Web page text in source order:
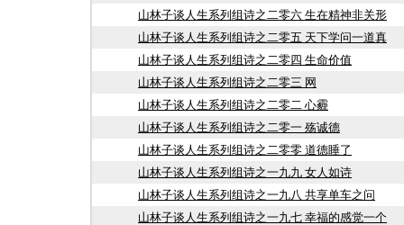
山林子谈人生系列组诗之二零六 生在精神非关形
山林子谈人生系列组诗之二零五 天下学问一道真
山林子谈人生系列组诗之二零四 生命价值
山林子谈人生系列组诗之二零三 网
山林子谈人生系列组诗之二零二 心霾
山林子谈人生系列组诗之二零一 殇诚德
山林子谈人生系列组诗之二零零 道德睡了
山林子谈人生系列组诗之一九九 女人如诗
山林子谈人生系列组诗之一九八 共享单车之问
山林子谈人生系列组诗之一九七 幸福的感觉一个